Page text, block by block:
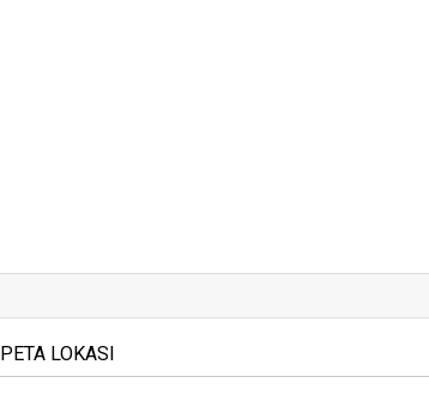
PETA LOKASI